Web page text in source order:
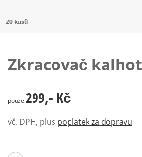
20 kusů
Zkracovač kalhot
299,- Kč
pouze 299,- Kč
vč. DPH, plus poplatek za dopravu